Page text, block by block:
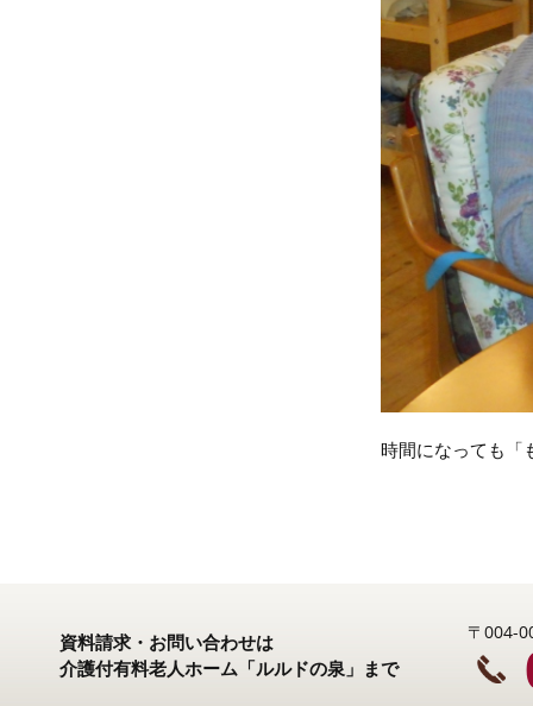
時間になっても
資料請求・お問い合わせは
介護付有料老人ホーム「ルルドの泉」まで
〒004-